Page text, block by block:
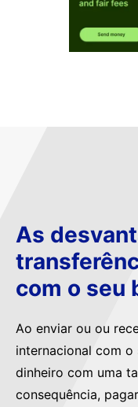
As
com o seu
Ao enviar ou ou
internacional com
dinheiro com uma
consequência,